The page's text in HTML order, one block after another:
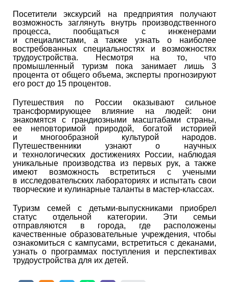
Посетители экскурсий на предприятия получают
возможность заглянуть внутрь производственного
процесса, пообщаться с инженерами
и специалистами, а также узнать о наиболее
востребованных специальностях и возможностях
трудоустройства. Несмотря на то, что
промышленный туризм пока занимает лишь 3
процента от общего объема, эксперты прогнозируют
его рост до 15 процентов.
Путешествия по России оказывают сильное
трансформирующее влияние на людей: они
знакомятся с грандиозными масштабами страны,
ее неповторимой природой, богатой историей
и многообразной культурой народов.
Путешественники узнают о научных
и технологических достижениях России, наблюдая
уникальные производства из первых рук, а также
имеют возможность встретиться с учеными
в исследовательских лабораториях и испытать свои
творческие и кулинарные таланты в мастер-классах.
Туризм семей с детьми-выпускниками приобрел
статус отдельной категории. Эти семьи
отправляются в города, где расположены
качественные образовательные учреждения, чтобы
ознакомиться с кампусами, встретиться с деканами,
узнать о программах поступления и перспективах
трудоустройства для их детей.